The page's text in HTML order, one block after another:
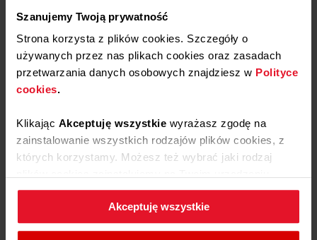
Szanujemy Twoją prywatność
Strona korzysta z plików cookies. Szczegóły o
używanych przez nas plikach cookies oraz zasadach
przetwarzania danych osobowych znajdziesz w Polityce
cookies.
Klikając Akceptuję wszystkie wyrażasz zgodę na
zainstalowanie wszystkich rodzajów plików cookies, z
których korzystamy. Możesz też wybrać jaki rodzaj
klikającZmień ustawienia.
W każdej chwili możesz zmienić wybrane przez Ciebie
Akceptuję wszystkie
Jak zbieramy opinie?
Opinie klientów
Тetiana zweryfikowano
5
Super dopasowane
7/31/2026